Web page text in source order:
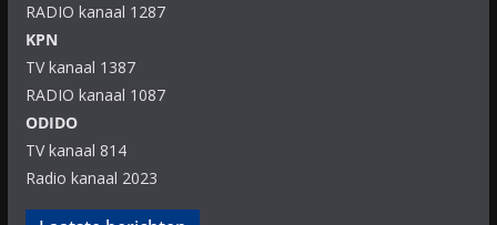
RADIO kanaal 1287
KPN
TV kanaal 1387
RADIO kanaal 1087
ODIDO
TV kanaal 814
Radio kanaal 2023